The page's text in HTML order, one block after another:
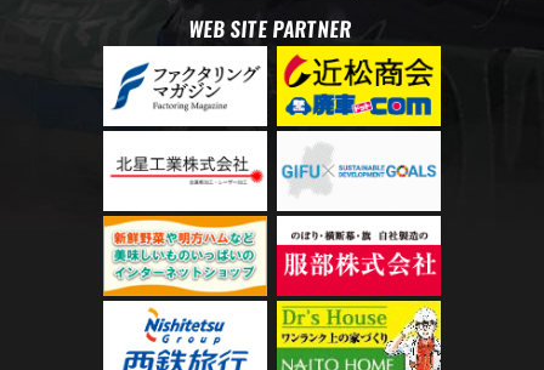
WEB SITE PARTNER